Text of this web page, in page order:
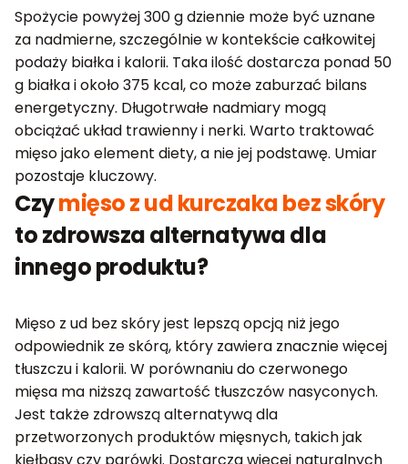
Spożycie powyżej 300 g dziennie może być uznane
za nadmierne, szczególnie w kontekście całkowitej
podaży białka i kalorii. Taka ilość dostarcza ponad 50
g białka i około 375 kcal, co może zaburzać bilans
energetyczny. Długotrwałe nadmiary mogą
obciążać układ trawienny i nerki. Warto traktować
mięso jako element diety, a nie jej podstawę. Umiar
pozostaje kluczowy.
Czymięso z ud kurczaka bez skóry
to zdrowsza alternatywa dla
innego produktu?
Mięso z ud bez skóry jest lepszą opcją niż jego
odpowiednik ze skórą, który zawiera znacznie więcej
tłuszczu i kalorii. W porównaniu do czerwonego
mięsa ma niższą zawartość tłuszczów nasyconych.
Jest także zdrowszą alternatywą dla
przetworzonych produktów mięsnych, takich jak